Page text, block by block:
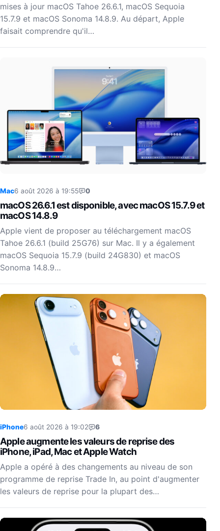
mises à jour macOS Tahoe 26.6.1, macOS Sequoia
15.7.9 et macOS Sonoma 14.8.9. Au départ, Apple
faisait comprendre qu'il…
Mac6 août 2026 à 19:55 0
macOS 26.6.1 est disponible, avec macOS 15.7.9 et
macOS 14.8.9
Apple vient de proposer au téléchargement macOS
Tahoe 26.6.1 (build 25G76) sur Mac. Il y a également
macOS Sequoia 15.7.9 (build 24G830) et macOS
Sonoma 14.8.9…
iPhone6 août 2026 à 19:02 6
Apple augmente les valeurs de reprise des
iPhone, iPad, Mac et Apple Watch
Apple a opéré à des changements au niveau de son
programme de reprise Trade In, au point d'augmenter
les valeurs de reprise pour la plupart des…